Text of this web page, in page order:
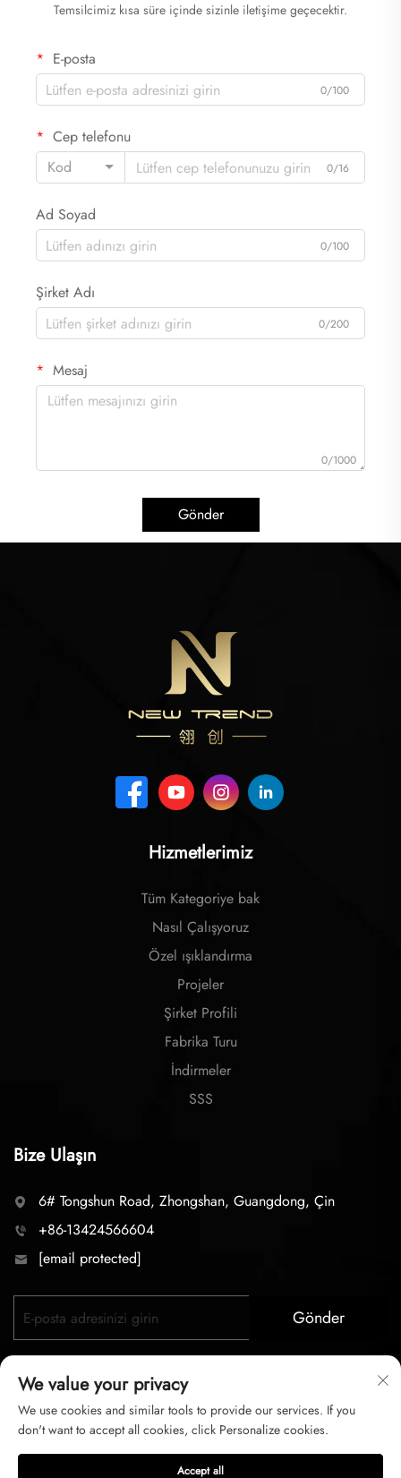
Temsilcimiz kısa süre içinde sizinle iletişime geçecektir.
E-posta
0/100
Cep telefonu
Kod
0/16
Ad Soyad
0/100
Şirket Adı
0/200
Mesaj
0/1000
Gönder
Hizmetlerimiz
Tüm Kategoriye bak
Nasıl Çalışyoruz
Özel ışıklandırma
Projeler
Şirket Profili
Fabrika Turu
İndirmeler
SSS
Bize Ulaşın
6# Tongshun Road, Zhongshan, Guangdong, Çin
+86-13424566604
[email protected]
Gönder
Telif hakkı © 2026 zhongshan LC lighting Co.,LTD. Tüm
We value your privacy
We use cookies and similar tools to provide our services. If you
don't want to accept all cookies, click Personalize cookies.
Accept all